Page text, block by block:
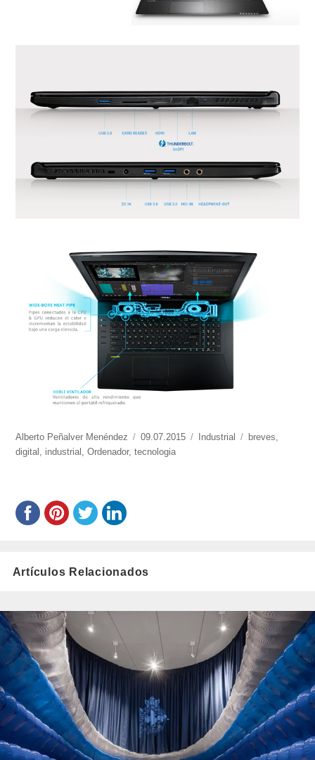
https://www.experimenta.es/author/alberto-
penalver-
Alberto Peñalver Menéndez
Publicado
el
09.07.2015 Categorías
Industrial Etiquetas
breves,
digital , industrial ,Ordenador,tecnologia
Artículos Relacionados